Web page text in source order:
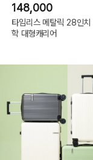
148,000
타임리스 메탈릭 28인치
학 대형캐리어